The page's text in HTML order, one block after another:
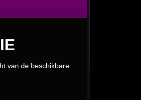
van de beschikbare